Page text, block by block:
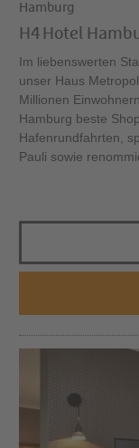
Hamburg
H4 Hotel
Im liebenswerten
unser Haus
Millionen
Hamburg beste
Hafenrundfahrten,
Pauli sowie